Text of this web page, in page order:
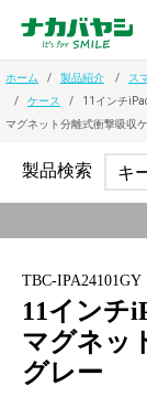
ホーム 製品紹介 ス
ケース
11インチ
マグネット分離式衝撃吸収
TBC-IPA24101GY
11インチ
マグネッ
グレー
製品検索